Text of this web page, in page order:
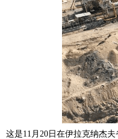
这是11月20日在伊拉克纳杰